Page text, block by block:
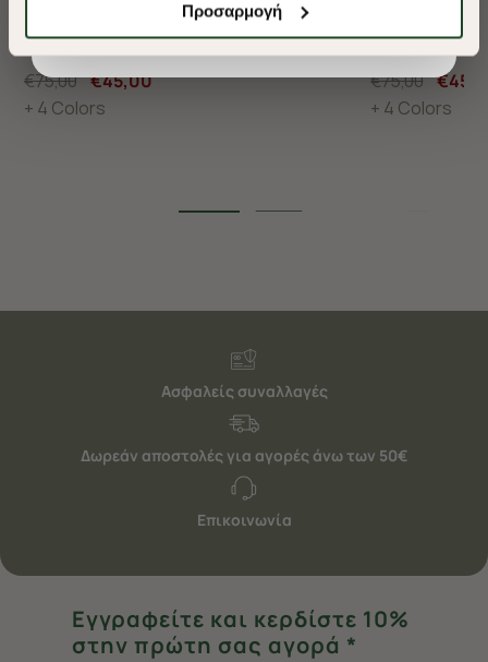
θα μπορούμε να συλλέξουμε πληροφορίες που θα
προσφέρουμε εξατομικευμένες υπηρεσίες και
διαφημίσεις. Για να προσαρμόσετε τις επιλογές σας ή
Προσαρμογή
ΠΟΥΚΑΜΙΣΟ FIL A FIL REGULAR FIT
€75,00 €45,00
+ 4 Colors
€75,00
+ 4 Colors
Ασφαλείς συναλλαγές
Δωρεάν αποστολές για αγορές άνω των 50€
Επικοινωνία
Εγγραφείτε και κερδίστε 10%
στην πρώτη σας αγορά *